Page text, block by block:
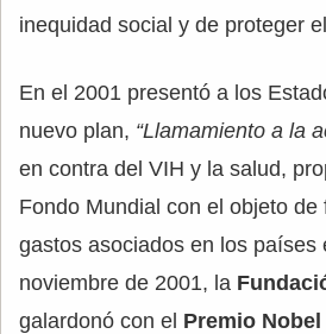
inequidad social y de proteger
En el 2001 presentó a los
nuevo plan, “Llamamiento a la
en contra del VIH y la salud,
Fondo Mundial con el objeto de
gastos asociados en los países
noviembre de 2001, la
galardonó con el Premio Nobel